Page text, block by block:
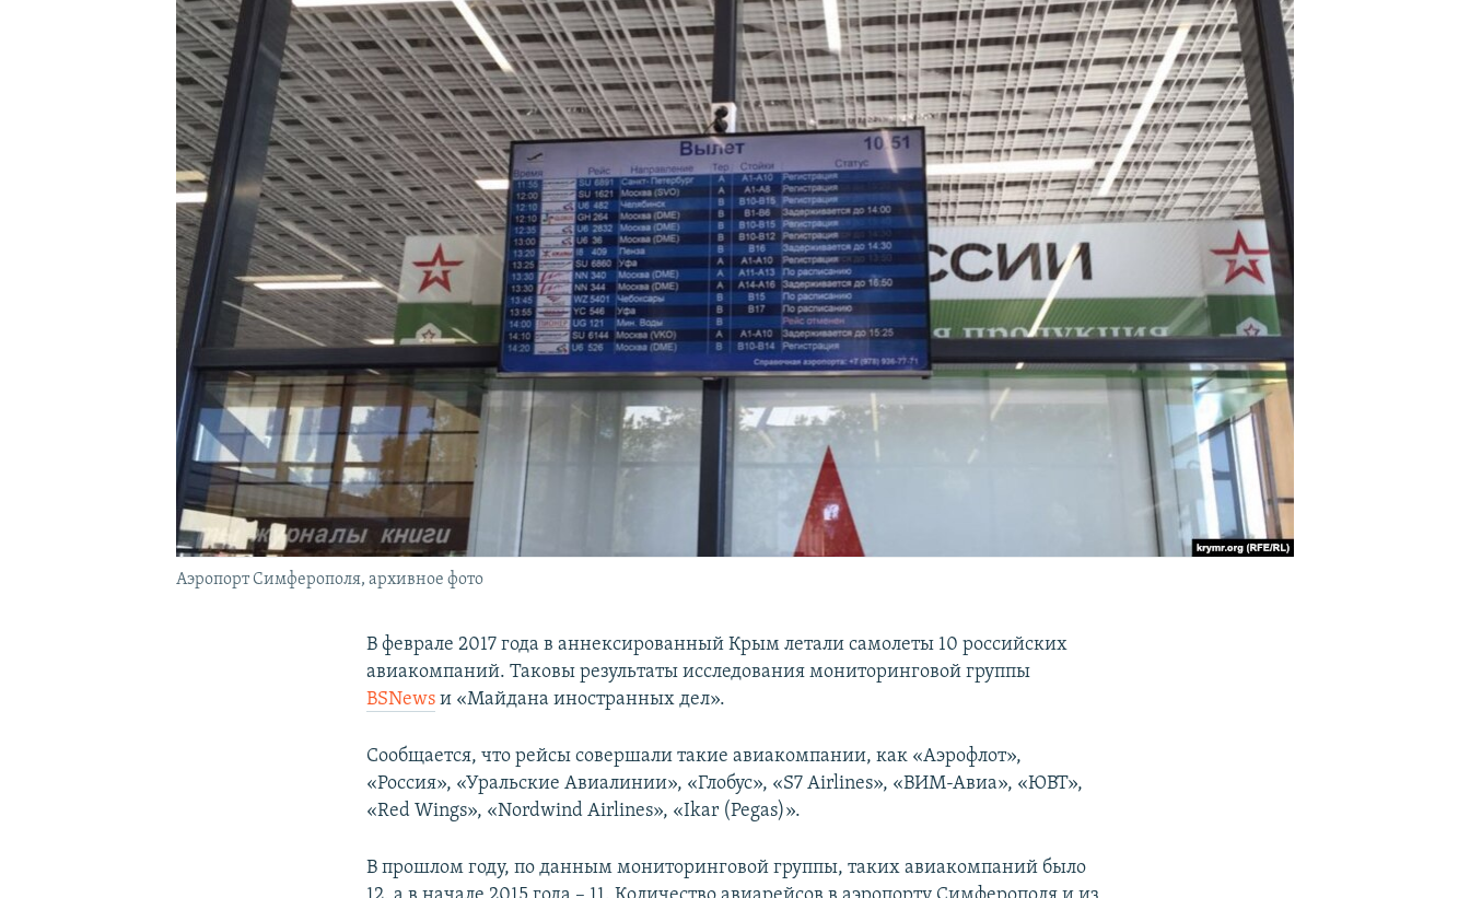
КРЫМ.НЕПОКОРЕННЫЙ
УКРАИНСКАЯ ПРОБЛЕМА КРЫМА
Аэропорт Симферополя, архивное фото
В феврале 2017 года в аннексированный Крым летали самолеты 10 российских
авиакомпаний. Таковы результаты исследования мониторинговой группы
BSNews и «Майдана иностранных дел».
Сообщается, что рейсы совершали такие авиакомпании, как «Аэрофлот»,
«Россия», «Уральские Авиалинии», «Глобус», «S7 Airlines», «ВИМ-Авиа», «ЮВТ»,
«Red Wings», «Nordwind Airlines», «Ikar (Pegas)».
В прошлом году, по данным мониторинговой группы, таких авиакомпаний было